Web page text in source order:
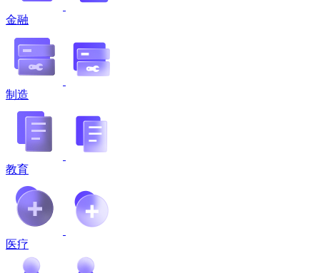
金融
制造
教育
医疗